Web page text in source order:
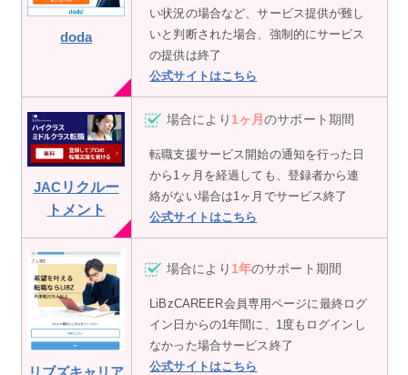
doda
い状況の場合など、サービス提供が難し
いと判断された場合、強制的にサービス
の提供は終了
公式サイトはこちら
JACリクルー
トメント
場合により 1ヶ月のサポート期間
転職支援サービス開始の通知を行った日
から1ヶ月を経過しても、登録者から連
絡がない場合は1ヶ月でサービス終了
公式サイトはこちら
場合により 1年のサポート期間
LiBzCAREER会員専用ページに最終ログ
イン日からの1年間に、1度もログインし
なかった場合サービス終了
公式サイトはこちら